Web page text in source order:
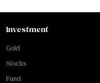
Investment
Gold
Stocks
Fund